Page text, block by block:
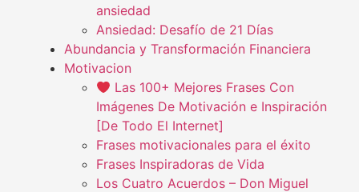
ansiedad
Ansiedad: Desafío de 21 Días
Abundancia y Transformación Financiera
Motivacion
Las 100+ Mejores Frases Con
Imágenes De Motivación e Inspiración
[De Todo El Internet]
Frases motivacionales para el éxito
Frases Inspiradoras de Vida
Los Cuatro Acuerdos – Don Miguel